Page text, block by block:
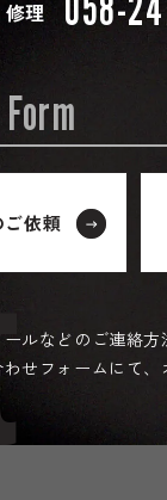
理
ご依頼
ルなどのご連絡方
わせフォームにて